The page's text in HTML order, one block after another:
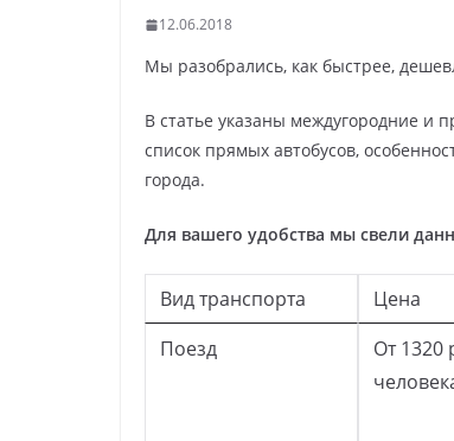
12.06.2018
Мы разобрались, как быстрее,
В статье указаны междугородние и
список прямых автобусов,
города.
Для вашего удобства мы свели
Вид транспорта Цена
Поезд
От 1320